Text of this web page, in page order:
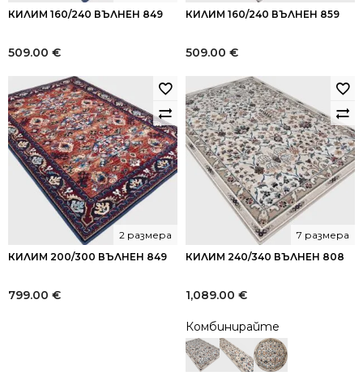
КИЛИМ 160/240 ВЪЛНЕН 849
509.00 €
КИЛИМ 160/240 ВЪЛНЕН 859
509.00 €
КИЛИМ 200/300 ВЪЛНЕН 849
2 размера
799.00 €
КИЛИМ 240/340 ВЪЛНЕН 808
7 размера
1,089.00 €
Комбинирайте